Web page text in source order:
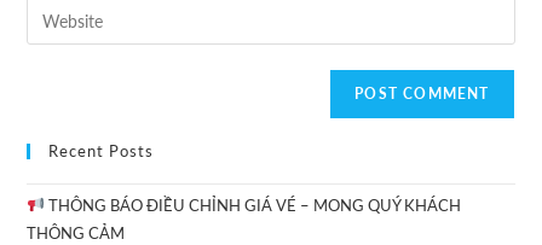
Recent Posts
THÔNG BÁO ĐIỀU CHỈNH GIÁ VÉ – MONG QUÝ KHÁCH
THÔNG CẢM